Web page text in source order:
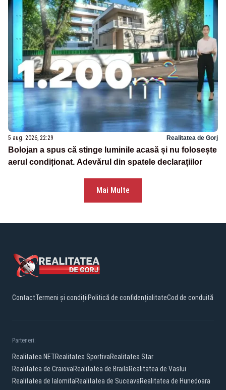
5 aug. 2026, 22:29 Realitatea de Gorj
Bolojan a spus că stinge luminile acasă și nu folosește
aerul condiționat. Adevărul din spatele declarațiilor
Mai Multe
ContactTermeni și condițiiPolitică de confidențialitateCod de conduită
Parteneri:
Realitatea.NETRealitatea SportivaRealitatea Star
Realitatea de CraiovaRealitatea de BrailaRealitatea de Vaslui
Realitatea de IalomitaRealitatea de SuceavaRealitatea de Hunedoara